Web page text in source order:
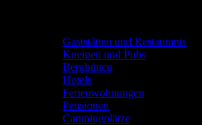
Gaststätten und Restaurants
Kneipen und Pubs
Berghütten
Hotels
Ferienwohnungen
Pensionen
Campingplätze